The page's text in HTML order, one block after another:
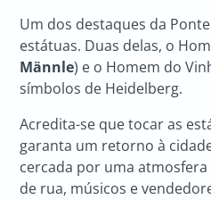
Um dos destaques da
estátuas. Duas delas, o
Männle) e o Homem do
símbolos de Heidelberg.
Acredita-se que tocar as
garanta um retorno à
cercada por uma
de rua, músicos e